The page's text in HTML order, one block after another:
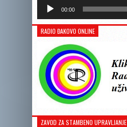
00:00
RADIO ĐAKOVO ONLINE
ZAVOD ZA STAMBENO UPRAVLJANJE